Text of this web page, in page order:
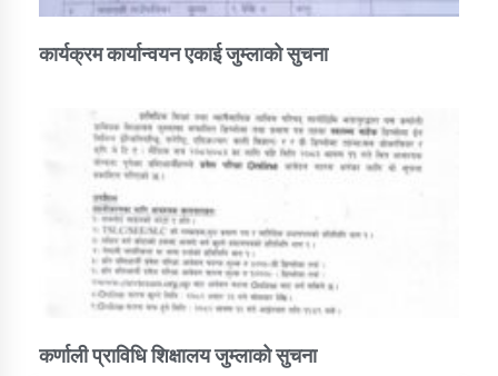
कार्यक्रम कार्यान्वयन एकाई जुम्लाको सुचना
कर्णाली प्राविधि शिक्षालय जुम्लाको सुचना